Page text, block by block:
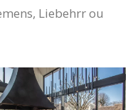
Liebehrr ou